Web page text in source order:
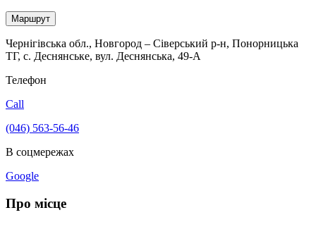
Маршрут
Чернігівська обл., Новгород – Сіверський р-н, Понорницька
ТГ, с. Деснянське, вул. Деснянська, 49-А
Телефон
Call
(046) 563-56-46
В соцмережах
Google
Про місце